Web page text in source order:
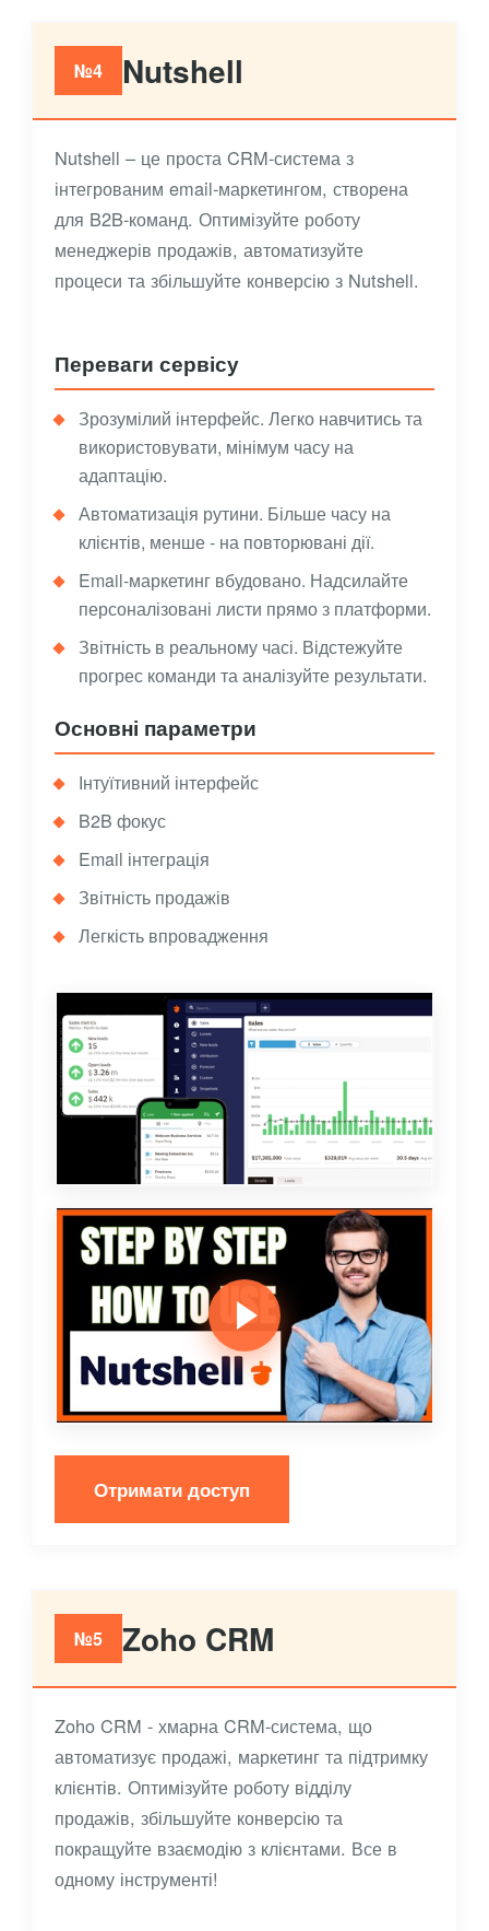
№4 Nutshell
Nutshell – це проста CRM-система з
інтегрованим email-маркетингом, створена
для B2B-команд. Оптимізуйте роботу
менеджерів продажів, автоматизуйте
процеси та збільшуйте конверсію з Nutshell.
Переваги сервісу
Зрозумілий інтерфейс. Легко навчитись та
використовувати, мінімум часу на
адаптацію.
Автоматизація рутини. Більше часу на
клієнтів, менше - на повторювані дії.
Email-маркетинг вбудовано. Надсилайте
персоналізовані листи прямо з платформи.
Звітність в реальному часі. Відстежуйте
прогрес команди та аналізуйте результати.
Основні параметри
Інтуїтивний інтерфейс
B2B фокус
Email інтеграція
Звітність продажів
Легкість впровадження
Отримати доступ
№5 Zoho CRM
Zoho CRM - хмарна CRM-система, що
автоматизує продажі, маркетинг та підтримку
клієнтів. Оптимізуйте роботу відділу
продажів, збільшуйте конверсію та
покращуйте взаємодію з клієнтами. Все в
одному інструменті!